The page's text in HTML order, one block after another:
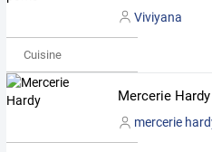
Viviyana
Cuisine
Mercerie Hardy
mercerie